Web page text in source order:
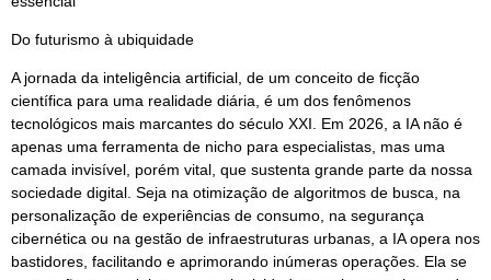
Do futurismo à ubiquidade
A jornada da inteligência artificial, de um conceito de ficção
científica para uma realidade diária, é um dos fenômenos
tecnológicos mais marcantes do século XXI. Em 2026, a IA não é
apenas uma ferramenta de nicho para especialistas, mas uma
camada invisível, porém vital, que sustenta grande parte da nossa
sociedade digital. Seja na otimização de algoritmos de busca, na
personalização de experiências de consumo, na segurança
cibernética ou na gestão de infraestruturas urbanas, a IA opera nos
bastidores, facilitando e aprimorando inúmeras operações. Ela se